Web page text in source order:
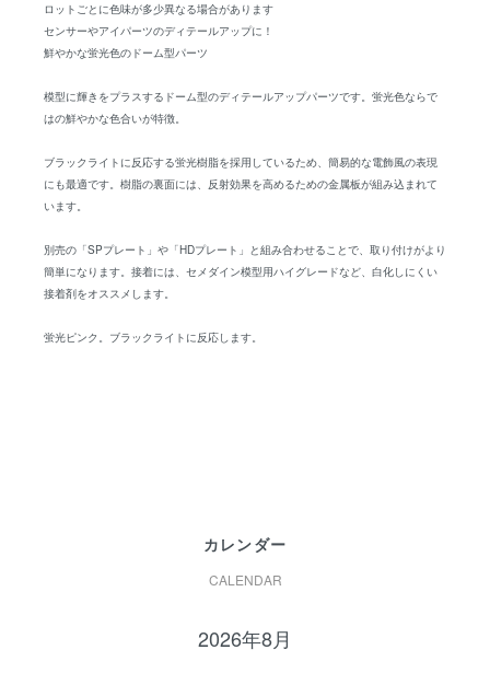
ロットごとに色味が多少異なる場合があります
センサーやアイパーツのディテールアップに！
鮮やかな蛍光色のドーム型パーツ
模型に輝きをプラスするドーム型のディテールアップパーツです。蛍光色ならで
はの鮮やかな色合いが特徴。
ブラックライトに反応する蛍光樹脂を採用しているため、簡易的な電飾風の表現
にも最適です。樹脂の裏面には、反射効果を高めるための金属板が組み込まれて
います。
別売の「SPプレート」や「HDプレート」と組み合わせることで、取り付けがより
簡単になります。接着には、セメダイン模型用ハイグレードなど、白化しにくい
接着剤をオススメします。
蛍光ピンク。ブラックライトに反応します。
カレンダー
CALENDAR
2026年8月